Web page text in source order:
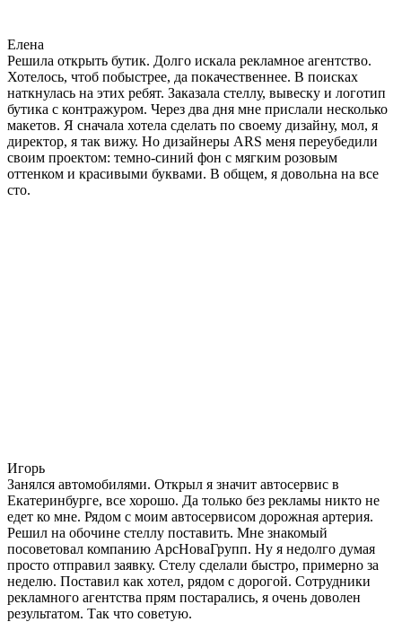
Елена
Решила открыть бутик. Долго искала рекламное агентство.
Хотелось, чтоб побыстрее, да покачественнее. В поисках
наткнулась на этих ребят. Заказала стеллу, вывеску и логотип
бутика с контражуром. Через два дня мне прислали несколько
макетов. Я сначала хотела сделать по своему дизайну, мол, я
директор, я так вижу. Но дизайнеры ARS меня переубедили
своим проектом: темно-синий фон с мягким розовым
оттенком и красивыми буквами. В общем, я довольна на все
сто.
Игорь
Занялся автомобилями. Открыл я значит автосервис в
Екатеринбурге, все хорошо. Да только без рекламы никто не
едет ко мне. Рядом с моим автосервисом дорожная артерия.
Решил на обочине стеллу поставить. Мне знакомый
посоветовал компанию АрсНоваГрупп. Ну я недолго думая
просто отправил заявку. Стелу сделали быстро, примерно за
неделю. Поставил как хотел, рядом с дорогой. Сотрудники
рекламного агентства прям постарались, я очень доволен
результатом. Так что советую.